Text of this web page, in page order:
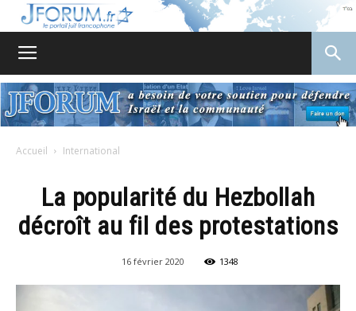
Accueil International
La popularité du Hezbollah
décroît au fil des protestations
16 février 2020 1348